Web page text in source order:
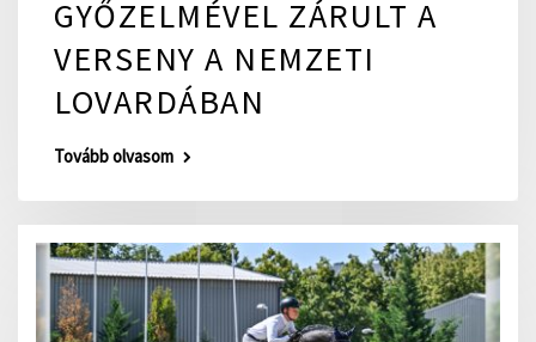
GYŐZELMÉVEL ZÁRULT A
VERSENY A NEMZETI
LOVARDÁBAN
Tovább olvasom